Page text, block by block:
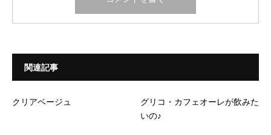
関連記事
クリアベージュ
グリコ・カフェオーレが飲みた
いの♪